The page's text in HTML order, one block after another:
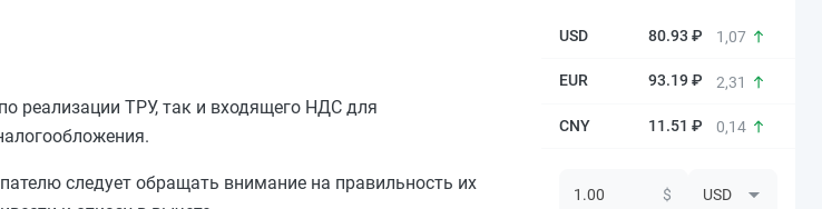
реализации ТРУ, так и входящего НДС для
следует обращать внимание на правильность их
80.93 ₽ 1,07
93.19 ₽ 2,31
11.51 ₽ 0,14
$